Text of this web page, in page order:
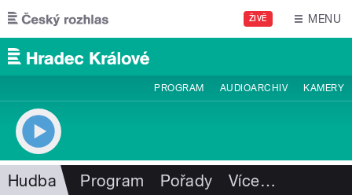
Přejít k hlavnímu obsahu
ŽIVĚ MENU
PROGRAM AUDIOARCHIV KAMERY
Hudba Program Pořady Více…